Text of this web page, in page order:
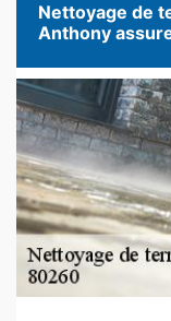
Nettoyage de
Anthony